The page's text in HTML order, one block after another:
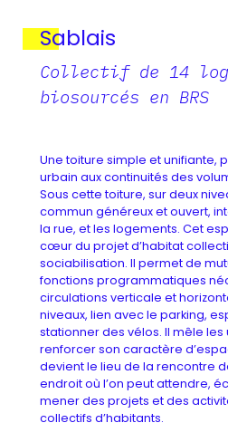
Sablais
Collectif de 14
biosourcés en BRS
Une toiture simple et unifiante,
urbain aux continuités des
Sous cette toiture, sur deux
commun généreux et ouvert,
la rue, et les logements. Cet
cœur du projet d’habitat
sociabilisation. Il permet de
fonctions programmatiques
circulations verticale et
niveaux, lien avec le parking,
stationner des vélos. Il mêle
renforcer son caractère
devient le lieu de la rencontre
endroit où l’on peut attendre,
mener des projets et des
collectifs d’habitants.